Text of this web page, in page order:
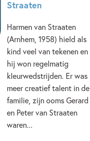
Straaten
Harmen van Straaten
(Arnhem, 1958) hield als
kind veel van tekenen en
hij won regelmatig
kleurwedstrijden. Er was
meer creatief talent in de
familie, zijn ooms Gerard
en Peter van Straaten
waren...